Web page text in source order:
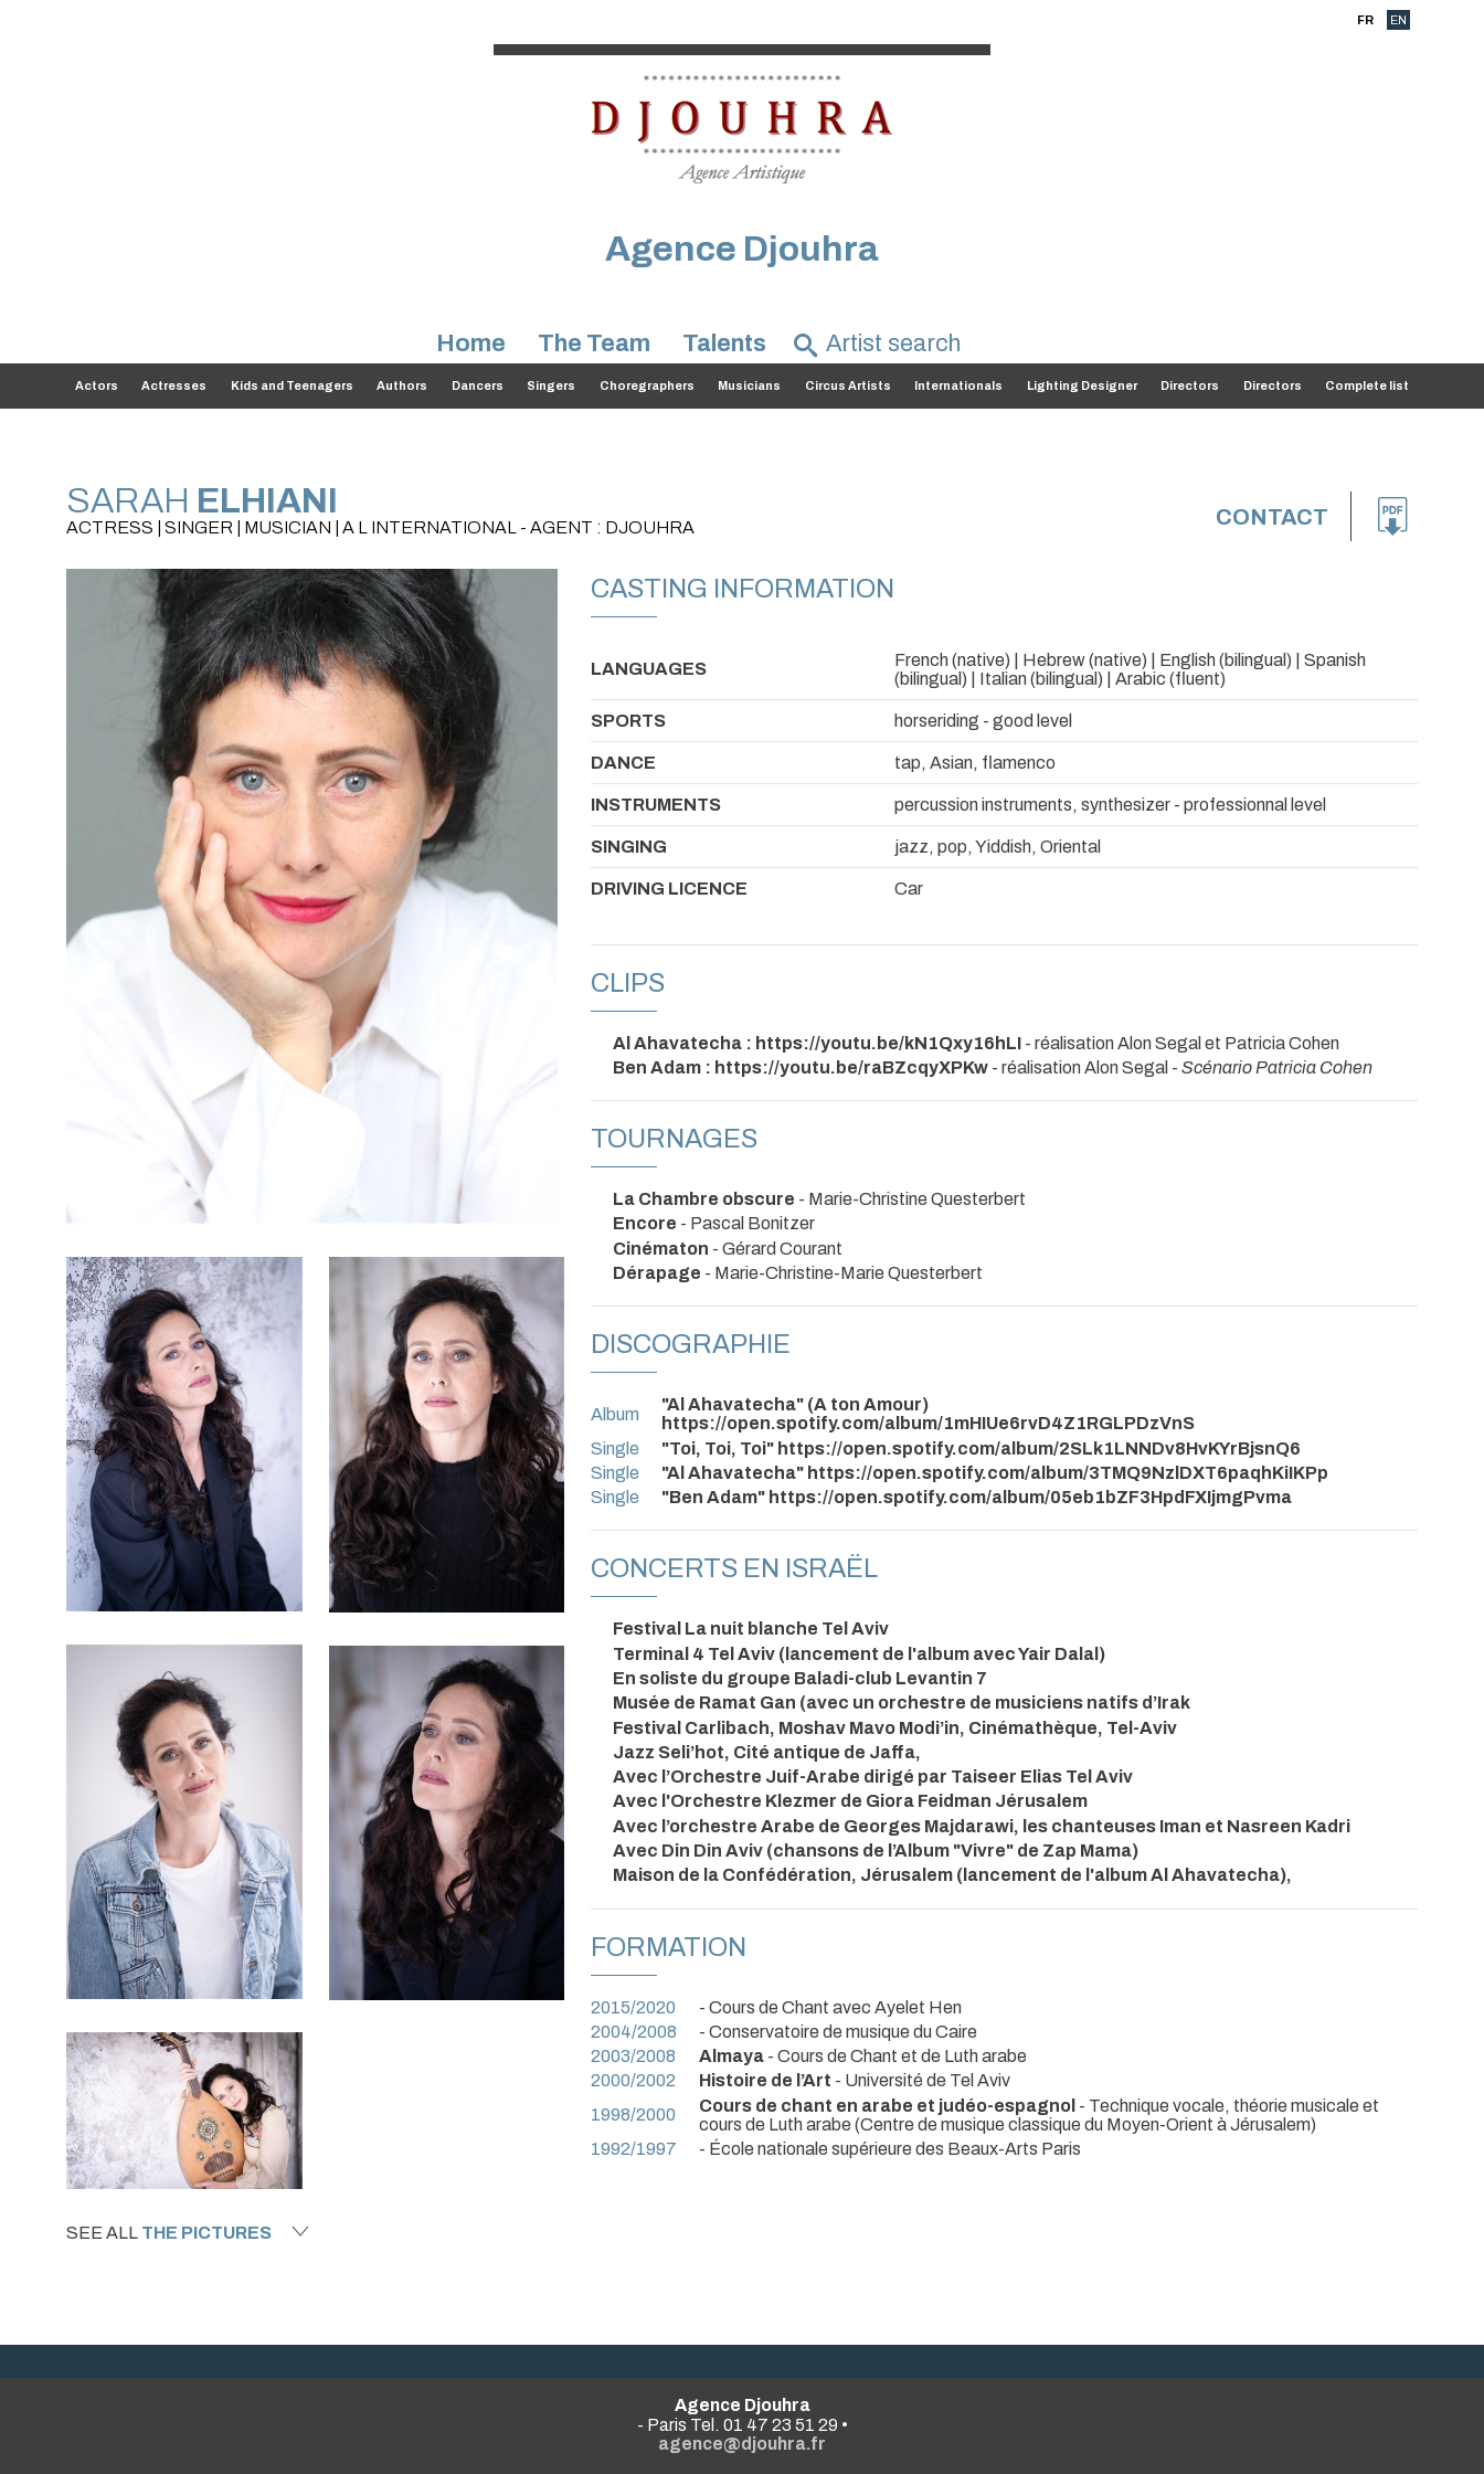
FR EN
Agence Djouhra
Home The Team Talents
Actors Actresses Kids and Teenagers Authors Dancers Singers Choregraphers Musicians Circus Artists Internationals Lighting Designer Directors Directors Complete list
SARAH ELHIANI
ACTRESS | SINGER | MUSICIAN | A L INTERNATIONAL - AGENT : DJOUHRA CONTACT
SEE ALL THE PICTURES
CASTING INFORMATION
LANGUAGES
French (native) | Hebrew (native) | English (bilingual) | Spanish
(bilingual) | Italian (bilingual) | Arabic (fluent)
SPORTS horseriding - good level
DANCE tap, Asian, flamenco
INSTRUMENTS percussion instruments, synthesizer - professionnal level
SINGING jazz, pop, Yiddish, Oriental
DRIVING LICENCE Car
CLIPS
Al Ahavatecha : https://youtu.be/kN1Qxy16hLI - réalisation Alon Segal et Patricia Cohen
Ben Adam : https://youtu.be/raBZcqyXPKw - réalisation Alon Segal - Scénario Patricia Cohen
TOURNAGES
La Chambre obscure - Marie-Christine Questerbert
Encore - Pascal Bonitzer
Cinématon - Gérard Courant
Dérapage - Marie-Christine-Marie Questerbert
DISCOGRAPHIE
Album
"Al Ahavatecha" (A ton Amour)
https://open.spotify.com/album/1mHIUe6rvD4Z1RGLPDzVnS
Single
"Toi, Toi, Toi" https://open.spotify.com/album/2SLk1LNNDv8HvKYrBjsnQ6
Single
"Al Ahavatecha" https://open.spotify.com/album/3TMQ9NzlDXT6paqhKiIKPp
Single
"Ben Adam" https://open.spotify.com/album/05eb1bZF3HpdFXIjmgPvma
CONCERTS EN ISRAËL
Festival La nuit blanche Tel Aviv
Terminal 4 Tel Aviv (lancement de l'album avec Yair Dalal)
En soliste du groupe Baladi-club Levantin 7
Musée de Ramat Gan (avec un orchestre de musiciens natifs d’Irak
Festival Carlibach, Moshav Mavo Modi’in, Cinémathèque, Tel-Aviv
Jazz Seli’hot, Cité antique de Jaffa,
Avec l’Orchestre Juif-Arabe dirigé par Taiseer Elias Tel Aviv
Avec l'Orchestre Klezmer de Giora Feidman Jérusalem
Avec l’orchestre Arabe de Georges Majdarawi, les chanteuses Iman et Nasreen Kadri
Avec Din Din Aviv (chansons de l’Album "Vivre" de Zap Mama)
Maison de la Confédération, Jérusalem (lancement de l'album Al Ahavatecha),
FORMATION
2015/2020
- Cours de Chant avec Ayelet Hen
2004/2008
- Conservatoire de musique du Caire
2003/2008
Almaya - Cours de Chant et de Luth arabe
2000/2002
Histoire de l’Art - Université de Tel Aviv
1998/2000
Cours de chant en arabe et judéo-espagnol - Technique vocale, théorie musicale et
cours de Luth arabe (Centre de musique classique du Moyen-Orient à Jérusalem)
1992/1997
- École nationale supérieure des Beaux-Arts Paris
Agence Djouhra
- Paris Tel. 01 47 23 51 29 •
agence@djouhra.fr